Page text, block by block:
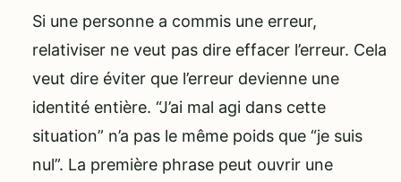
Si une personne a commis une erreur,
relativiser ne veut pas dire effacer l’erreur. Cela
veut dire éviter que l’erreur devienne une
identité entière. “J’ai mal agi dans cette
situation” n’a pas le même poids que “je suis
nul”. La première phrase peut ouvrir une